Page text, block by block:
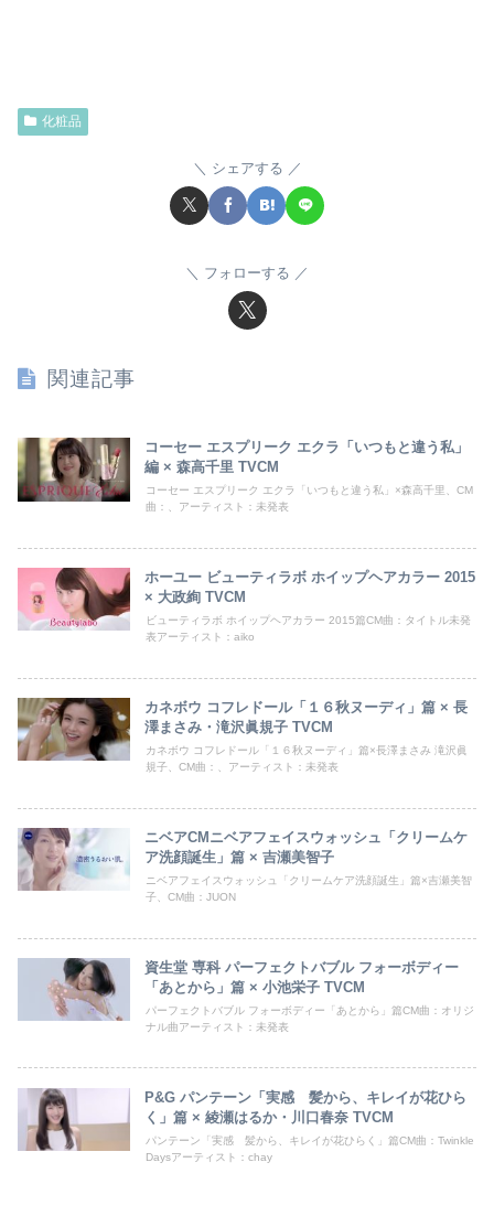
化粧品
シェアする
フォローする
関連記事
コーセー エスプリーク エクラ「いつもと違う私」
編 × 森高千里 TVCM
コーセー エスプリーク エクラ「いつもと違う私」×森高千里、CM
曲：、アーティスト：未発表
ホーユー ビューティラボ ホイップヘアカラー 2015
× 大政絢 TVCM
ビューティラボ ホイップヘアカラー 2015篇CM曲：タイトル未発
表アーティスト：aiko
カネボウ コフレドール「１６秋ヌーディ」篇 × 長
澤まさみ・滝沢眞規子 TVCM
カネボウ コフレドール「１６秋ヌーディ」篇×長澤まさみ 滝沢眞
規子、CM曲：、アーティスト：未発表
ニベアCMニベアフェイスウォッシュ「クリームケ
ア洗顔誕生」篇 × 吉瀬美智子
ニベアフェイスウォッシュ「クリームケア洗顔誕生」篇×吉瀬美智
子、CM曲：JUON
資生堂 専科 パーフェクトバブル フォーボディー
「あとから」篇 × 小池栄子 TVCM
パーフェクトバブル フォーボディー「あとから」篇CM曲：オリジ
ナル曲アーティスト：未発表
P&G パンテーン「実感 髪から、キレイが花ひら
く」篇 × 綾瀬はるか・川口春奈 TVCM
パンテーン「実感 髪から、キレイが花ひらく」篇CM曲：Twinkle
Daysアーティスト：chay